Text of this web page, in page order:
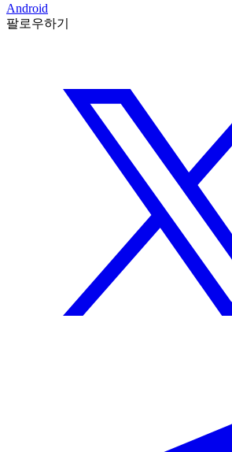
Android
팔로우하기